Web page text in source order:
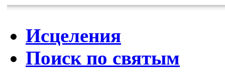
Исцеления
Поиск по святым